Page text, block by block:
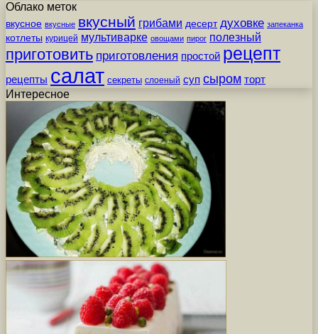
Облако меток
вкусное вкусные вкусный грибами десерт духовке запеканка
котлеты курицей мультиварке овощами пирог полезный
приготовить приготовления простой рецепт
рецепты салат секреты слоеный суп сыром торт
Интересное